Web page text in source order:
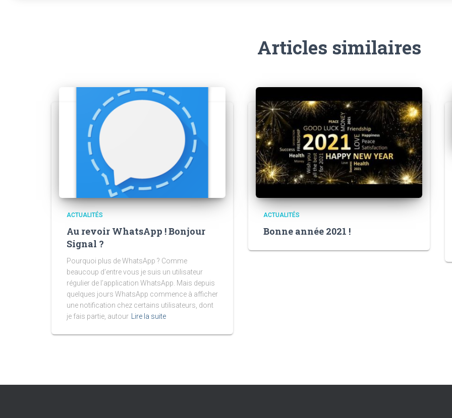
Articles similaires
ACTUALITÉS
Au revoir WhatsApp ! Bonjour
Signal ?
Pourquoi plus de WhatsApp ? Comme
beaucoup d’entre vous je suis un utilisateur
régulier de l’application WhatsApp. Mais depuis
quelques jours WhatsApp commence à afficher
une notification chez certains utilisateurs, dont
je fais partie, autour
Lire la suite
ACTUALITÉS
Bonne année 2021 !